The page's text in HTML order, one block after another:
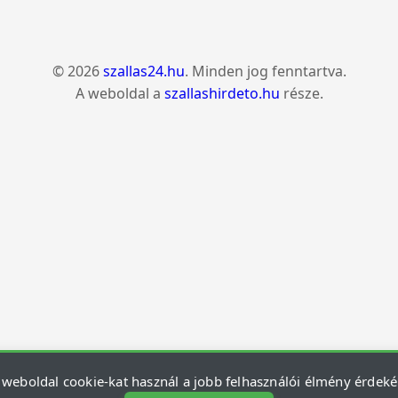
© 2026szallas24.hu. Minden jog fenntartva.
A weboldal a szallashirdeto.hu része.
weboldal cookie-kat használ a jobb felhasználói élmény